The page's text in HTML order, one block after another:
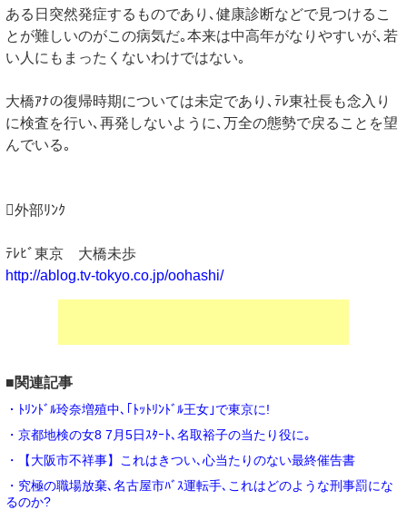
ある日突然発症するものであり､健康診断などで見つけるこ
とが難しいのがこの病気だ｡本来は中高年がなりやすいが､若
い人にもまったくないわけではない｡
大橋ｱﾅの復帰時期については未定であり､ﾃﾚ東社長も念入り
に検査を行い､再発しないように､万全の態勢で戻ることを望
んでいる｡
外部ﾘﾝｸ
ﾃﾚﾋﾞ東京 大橋未歩
http://ablog.tv-tokyo.co.jp/oohashi/
■関連記事
・ﾄﾘﾝﾄﾞﾙ玲奈増殖中､｢ﾄｯﾄﾘﾝﾄﾞﾙ王女｣で東京に!
・京都地検の女8 7月5日ｽﾀｰﾄ､名取裕子の当たり役に｡
・【大阪市不祥事】これはきつい､心当たりのない最終催告書
・究極の職場放棄､名古屋市ﾊﾞｽ運転手､これはどのような刑事罰にな
るのか?